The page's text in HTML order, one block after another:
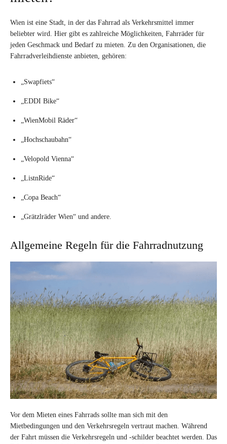
Wien ist eine Stadt, in der das Fahrrad als Verkehrsmittel immer
beliebter wird. Hier gibt es zahlreiche Möglichkeiten, Fahrräder für
jeden Geschmack und Bedarf zu mieten. Zu den Organisationen, die
Fahrradverleihdienste anbieten, gehören:
„Swapfiets“
„EDDI Bike“
„WienMobil Räder“
„Hochschaubahn“
„Velopold Vienna“
„ListnRide“
„Copa Beach“
„Grätzlräder Wien“ und andere.
Allgemeine Regeln für die Fahrradnutzung
Vor dem Mieten eines Fahrrads sollte man sich mit den
Mietbedingungen und den Verkehrsregeln vertraut machen. Während
der Fahrt müssen die Verkehrsregeln und -schilder beachtet werden. Das